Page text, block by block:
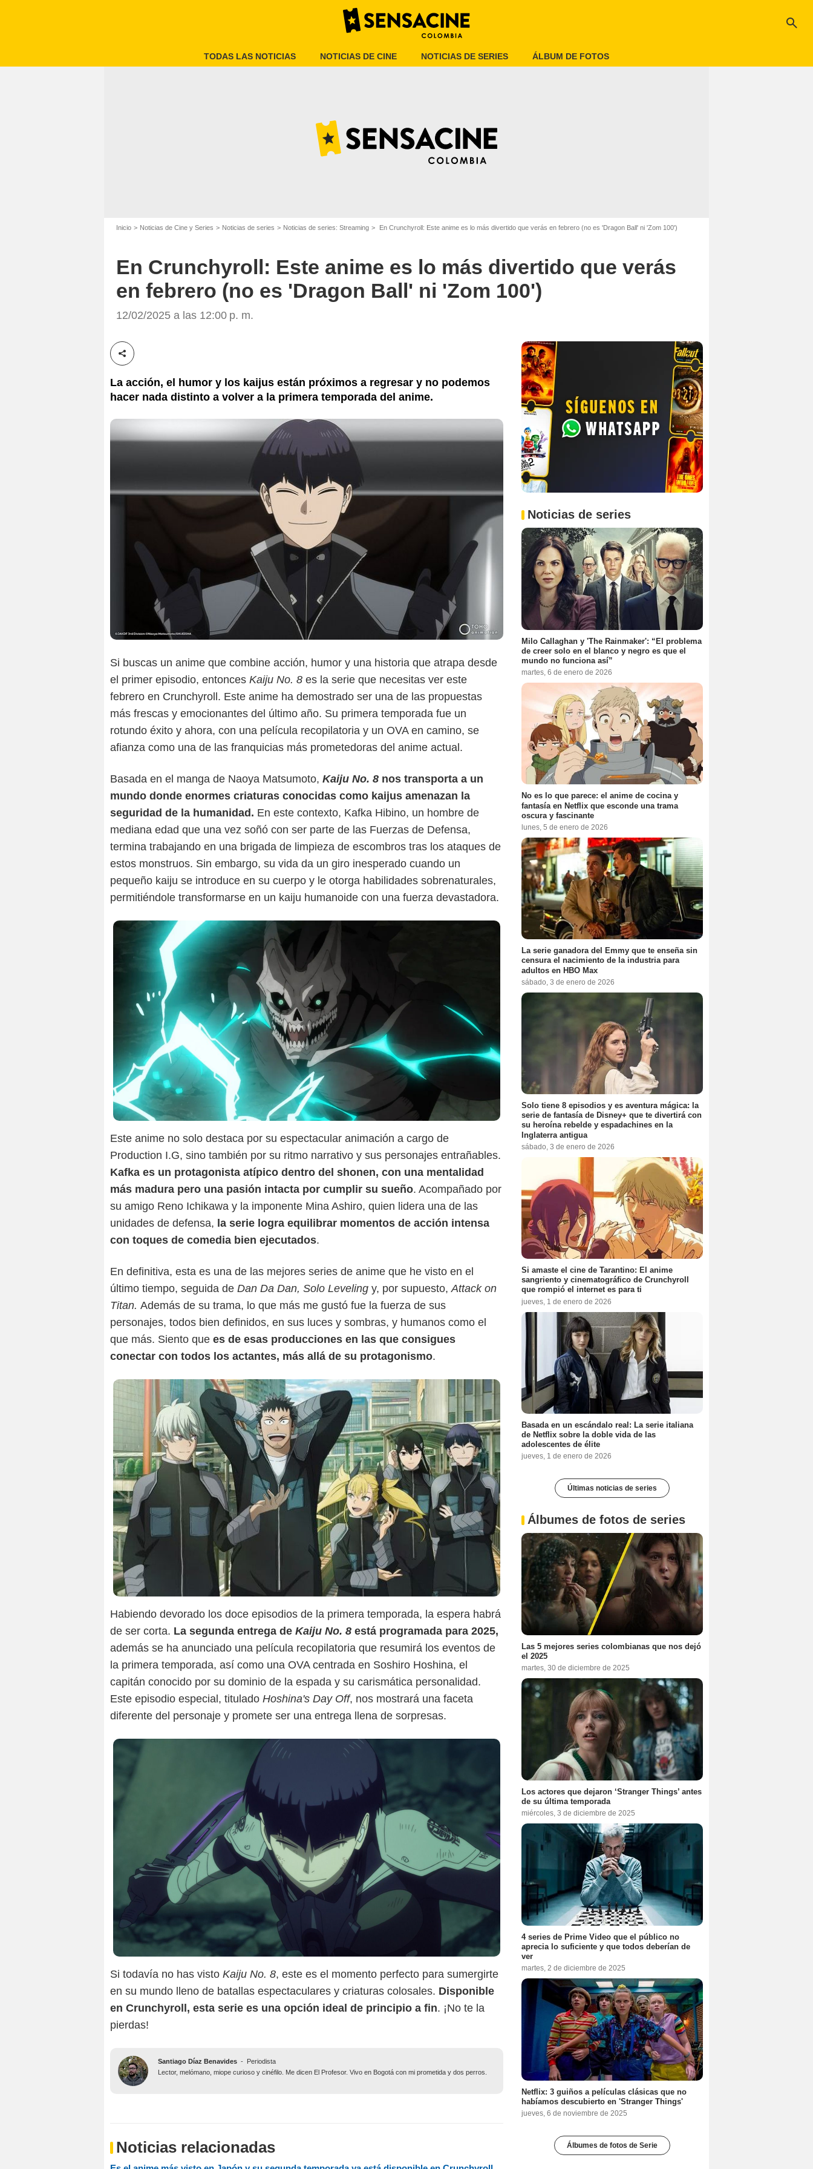
search
TODAS LAS NOTICIAS NOTICIAS DE CINE NOTICIAS DE SERIES ÁLBUM DE FOTOS
Inicio Noticias de Cine y Series Noticias de series Noticias de series: Streaming En Crunchyroll: Este anime es lo más divertido que verás en febrero (no es 'Dragon Ball' ni 'Zom 100')
En Crunchyroll: Este anime es lo más divertido que verás
en febrero (no es 'Dragon Ball' ni 'Zom 100')
12/02/2025 a las 12:00 p. m.
Compartir esta noticia
La acción, el humor y los kaijus están próximos a regresar y no podemos
hacer nada distinto a volver a la primera temporada del anime.
Si buscas un anime que combine acción, humor y una historia que atrapa desde
el primer episodio, entonces Kaiju No. 8 es la serie que necesitas ver este
febrero en Crunchyroll. Este anime ha demostrado ser una de las propuestas
más frescas y emocionantes del último año. Su primera temporada fue un
rotundo éxito y ahora, con una película recopilatoria y un OVA en camino, se
afianza como una de las franquicias más prometedoras del anime actual.
Basada en el manga de Naoya Matsumoto, Kaiju No. 8 nos transporta a un
mundo donde enormes criaturas conocidas como kaijus amenazan la
seguridad de la humanidad. En este contexto, Kafka Hibino, un hombre de
mediana edad que una vez soñó con ser parte de las Fuerzas de Defensa,
termina trabajando en una brigada de limpieza de escombros tras los ataques de
estos monstruos. Sin embargo, su vida da un giro inesperado cuando un
pequeño kaiju se introduce en su cuerpo y le otorga habilidades sobrenaturales,
permitiéndole transformarse en un kaiju humanoide con una fuerza devastadora.
Crunchyroll
Este anime no solo destaca por su espectacular animación a cargo de
Production I.G, sino también por su ritmo narrativo y sus personajes entrañables.
Kafka es un protagonista atípico dentro del shonen, con una mentalidad
más madura pero una pasión intacta por cumplir su sueño. Acompañado por
su amigo Reno Ichikawa y la imponente Mina Ashiro, quien lidera una de las
unidades de defensa, la serie logra equilibrar momentos de acción intensa
con toques de comedia bien ejecutados.
En definitiva, esta es una de las mejores series de anime que he visto en el
último tiempo, seguida de Dan Da Dan, Solo Leveling y, por supuesto, Attack on
Titan. Además de su trama, lo que más me gustó fue la fuerza de sus
personajes, todos bien definidos, en sus luces y sombras, y humanos como el
que más. Siento que es de esas producciones en las que consigues
conectar con todos los actantes, más allá de su protagonismo.
Crunchyroll
Habiendo devorado los doce episodios de la primera temporada, la espera habrá
de ser corta. La segunda entrega de Kaiju No. 8 está programada para 2025,
además se ha anunciado una película recopilatoria que resumirá los eventos de
la primera temporada, así como una OVA centrada en Soshiro Hoshina, el
capitán conocido por su dominio de la espada y su carismática personalidad.
Este episodio especial, titulado Hoshina's Day Off, nos mostrará una faceta
diferente del personaje y promete ser una entrega llena de sorpresas.
Crunchyroll
Si todavía no has visto Kaiju No. 8, este es el momento perfecto para sumergirte
en su mundo lleno de batallas espectaculares y criaturas colosales. Disponible
en Crunchyroll, esta serie es una opción ideal de principio a fin. ¡No te la
pierdas!
Santiago Díaz Benavides - Periodista
Lector, melómano, miope curioso y cinéfilo. Me dicen El Profesor. Vivo en Bogotá con mi prometida y dos perros.
Noticias relacionadas
Noticias de series
Milo Callaghan y 'The Rainmaker': “El problema
de creer solo en el blanco y negro es que el
mundo no funciona así”
martes, 6 de enero de 2026
No es lo que parece: el anime de cocina y
fantasía en Netflix que esconde una trama
oscura y fascinante
lunes, 5 de enero de 2026
La serie ganadora del Emmy que te enseña sin
censura el nacimiento de la industria para
adultos en HBO Max
sábado, 3 de enero de 2026
Solo tiene 8 episodios y es aventura mágica: la
serie de fantasía de Disney+ que te divertirá con
su heroína rebelde y espadachines en la
Inglaterra antigua
sábado, 3 de enero de 2026
Si amaste el cine de Tarantino: El anime
sangriento y cinematográfico de Crunchyroll
que rompió el internet es para ti
jueves, 1 de enero de 2026
Basada en un escándalo real: La serie italiana
de Netflix sobre la doble vida de las
adolescentes de élite
jueves, 1 de enero de 2026
Últimas noticias de series
Álbumes de fotos de series
Las 5 mejores series colombianas que nos dejó
el 2025
martes, 30 de diciembre de 2025
Los actores que dejaron ‘Stranger Things’ antes
de su última temporada
miércoles, 3 de diciembre de 2025
4 series de Prime Video que el público no
aprecia lo suficiente y que todos deberían de
ver
martes, 2 de diciembre de 2025
Netflix: 3 guiños a películas clásicas que no
habíamos descubierto en 'Stranger Things'
jueves, 6 de noviembre de 2025
Álbumes de fotos de Serie